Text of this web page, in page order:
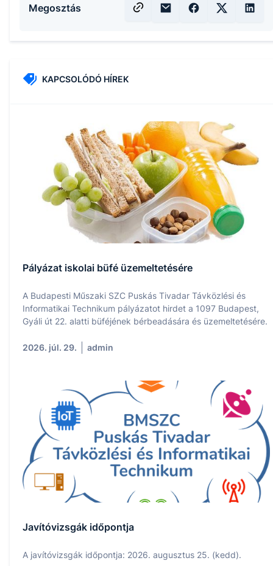
Megosztás
KAPCSOLÓDÓ HÍREK
Pályázat iskolai büfé üzemeltetésére
A Budapesti Műszaki SZC Puskás Tivadar Távközlési és
Informatikai Technikum pályázatot hirdet a 1097 Budapest,
Gyáli út 22. alatti büféjének bérbeadására és üzemeltetésére.
2026. júl. 29. admin
Javítóvizsgák időpontja
A javítóvizsgák időpontja: 2026. augusztus 25. (kedd).